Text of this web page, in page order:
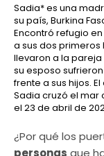
Sadia* es una
su país, Burkina
Encontró refugio
a sus dos
llevaron a la pareja
su esposo
frente a sus hijos.
Sadia cruzó el mar
el 23 de abril de
¿Por qué los
personas que